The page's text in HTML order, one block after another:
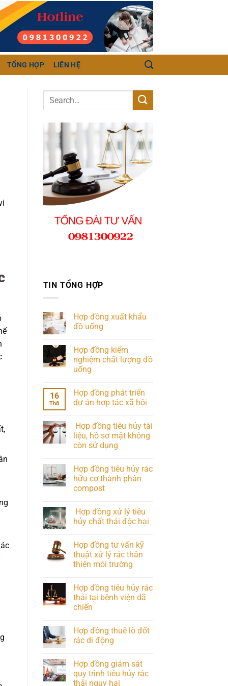
TỔNG HỢP LIÊN HỆ
TIN TỔNG HỢP
Hợp đồng xuất khẩu
đồ uống
Hợp đồng kiểm
nghiệm chất lượng đồ
uống
16
Th8
Hợp đồng phát triển
dự án hợp tác xã hội
Hợp đồng tiêu hủy tài
liệu, hồ sơ mật không
còn sử dụng
Hợp đồng tiêu hủy rác
hữu cơ thành phân
compost
Hợp đồng xử lý tiêu
hủy chất thải độc hại
Hợp đồng tư vấn kỹ
thuật xử lý rác thân
thiện môi trường
Hợp đồng tiêu hủy rác
thải tại bệnh viện dã
chiến
Hợp đồng thuê lò đốt
rác di động
Hợp đồng giám sát
quy trình tiêu hủy rác
thải nguy hại